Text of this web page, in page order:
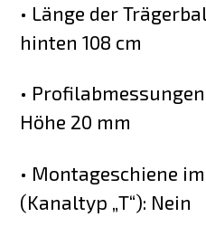
• Länge der
hinten 108 cm
•
Höhe 20 mm
• Montageschiene
(Kanaltyp „T“): Nein